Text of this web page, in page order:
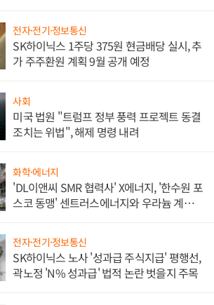
전자·전기·정보통신
SK하이닉스 1주당 375원 현금배당 실시, 추
가 주주환원 계획 9월 공개 예정
사회
미국 법원 "트럼프 정부 풍력 프로젝트 동결
조치는 위법", 해제 명령 내려
화학·에너지
'DL이앤씨 SMR 협력사' X에너지, '한수원 포
스코 동맹' 센트러스에너지와 우라늄 계약
전자·전기·정보통신
SK하이닉스 노사 '성과급 주식지급' 평행선,
곽노정 'N% 성과급' 법적 논란 벗을지 주목